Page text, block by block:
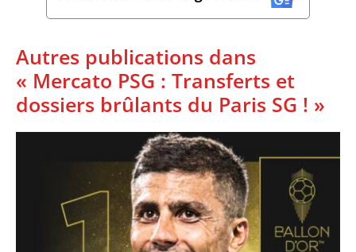
Autres publications dans
« Mercato PSG : Transferts et
dossiers brûlants du Paris SG ! »